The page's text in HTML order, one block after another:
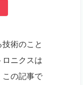
術のこと
ニクスは
この記事で